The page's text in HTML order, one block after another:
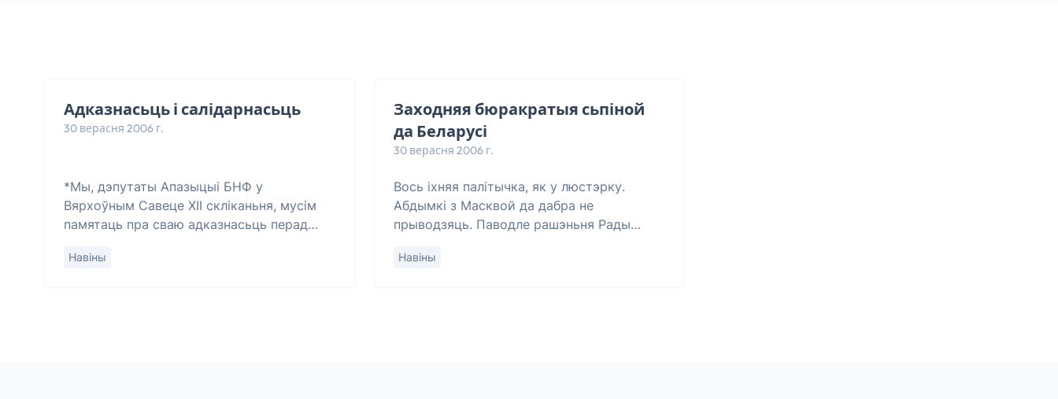
Адказнасьць і салідарнасьць
30 верасня 2006 г.
*Мы, дэпутаты Апазыцыі БНФ у
Вярхоўным Савеце ХІІ скліканьня, мусім
памятаць пра сваю адказнасьць перад
справай, якая воляю лёсу стала галоўнай
Навіны
Заходняя бюракратыя сьпіной
да Беларусі
30 верасня 2006 г.
Вось іхняя палітычка, як у люстэрку.
Абдымкі з Масквой да дабра не
прыводзяць. Паводле рашэньня Рады
маюць павялічыцца да 60 эўра кошты на
Навіны